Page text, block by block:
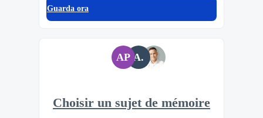
Guarda ora
AP A.
Choisir un sujet de mémoire